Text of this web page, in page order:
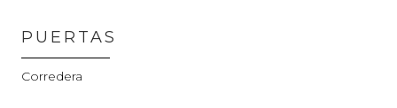
PUERTAS
Corredera